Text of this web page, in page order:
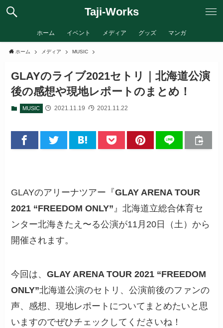
Taji-Works
ホーム イベント メディア グッズ マンガ
ホーム メディア MUSIC
GLAYのライブ2021セトリ｜北海道公演
後の感想や現地レポートのまとめ！
MUSIC 2021.11.19 2021.11.22
GLAYのアリーナツアー『GLAY ARENA TOUR
2021 “FREEDOM ONLY”』北海道立総合体育セ
ンター北海きたえ〜る公演が11月20日（土）から
開催されます。
今回は、GLAY ARENA TOUR 2021 “FREEDOM
ONLY”北海道公演のセトリ、公演前後のファンの
声、感想、現地レポートについてまとめたいと思
いますのでぜひチェックしてくださいね！